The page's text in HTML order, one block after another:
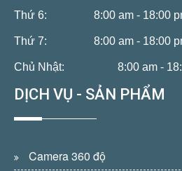
Thứ 6: 8:00 am - 18:00
Thứ 7: 8:00 am - 18:00
Chủ Nhật: 8:00 am -
DỊCH VỤ - SẢN PHẨM
Camera 360 độ